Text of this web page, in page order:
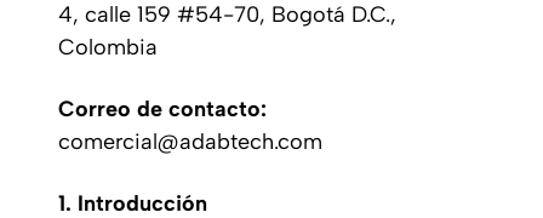
4, calle 159 #54-70, Bogotá D.C.,
Colombia
Correo de contacto:
comercial@adabtech.com
1. Introducción